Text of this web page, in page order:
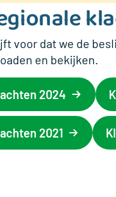
voor dat we de
en bekijken.
2024
2021